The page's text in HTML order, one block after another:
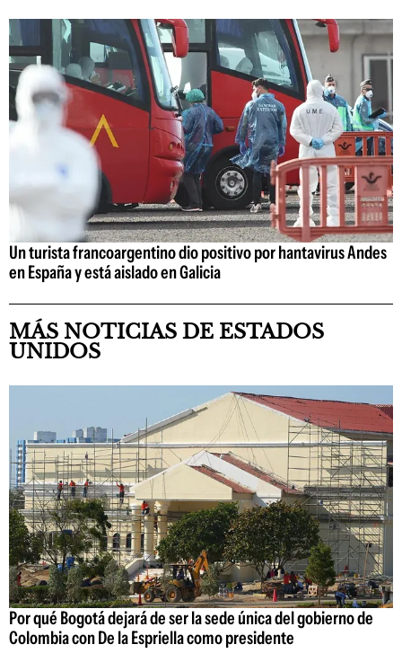
Un turista francoargentino dio positivo por hantavirus Andes
en España y está aislado en Galicia
MÁS NOTICIAS DE ESTADOS
UNIDOS
Por qué Bogotá dejará de ser la sede única del gobierno de
Colombia con De la Espriella como presidente